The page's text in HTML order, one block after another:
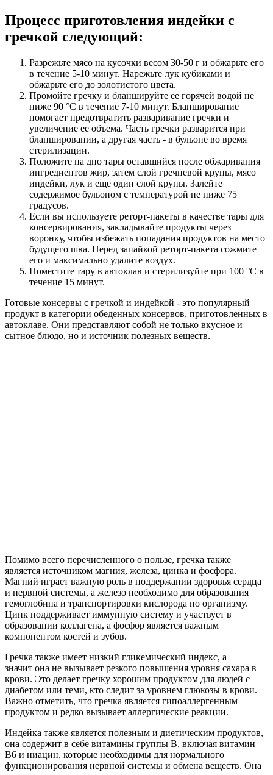
Процесс приготовления индейки с
гречкой следующий:
Разрежьте мясо на кусочки весом 30-50 г и обжарьте его
в течение 5-10 минут. Нарежьте лук кубиками и
обжарьте его до золотистого цвета.
Промойте гречку и бланшируйте ее горячей водой не
ниже 90 °C в течение 7-10 минут. Бланширование
помогает предотвратить разваривание гречки и
увеличение ее объема. Часть гречки разварится при
бланшировании, а другая часть - в бульоне во время
стерилизации.
Положите на дно тары оставшийся после обжаривания
ингредиентов жир, затем слой гречневой крупы, мясо
индейки, лук и еще один слой крупы. Залейте
содержимое бульоном с температурой не ниже 75
градусов.
Если вы используете реторт-пакеты в качестве тары для
консервирования, закладывайте продукты через
воронку, чтобы избежать попадания продуктов на место
будущего шва. Перед запайкой реторт-пакета сожмите
его и максимально удалите воздух.
Поместите тару в автоклав и стерилизуйте при 100 °C в
течение 15 минут.
Готовые консервы с гречкой и индейкой - это популярный
продукт в категории обеденных консервов, приготовленных в
автоклаве. Они представляют собой не только вкусное и
сытное блюдо, но и источник полезных веществ.
Помимо всего перечисленного о пользе, гречка также
является источником магния, железа, цинка и фосфора.
Магний играет важную роль в поддержании здоровья сердца
и нервной системы, а железо необходимо для образования
гемоглобина и транспортировки кислорода по организму.
Цинк поддерживает иммунную систему и участвует в
образовании коллагена, а фосфор является важным
компонентом костей и зубов.
Гречка также имеет низкий гликемический индекс, а
значит она не вызывает резкого повышения уровня сахара в
крови. Это делает гречку хорошим продуктом для людей с
диабетом или теми, кто следит за уровнем глюкозы в крови.
Важно отметить, что гречка является гипоаллергенным
продуктом и редко вызывает аллергические реакции.
Индейка также является полезным и диетическим продуктов,
она содержит в себе витамины группы В, включая витамин
В6 и ниацин, которые необходимы для нормального
функционирования нервной системы и обмена веществ. Она